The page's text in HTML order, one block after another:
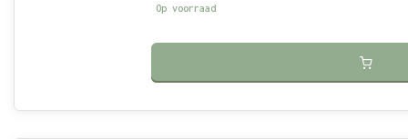
Op voorraad